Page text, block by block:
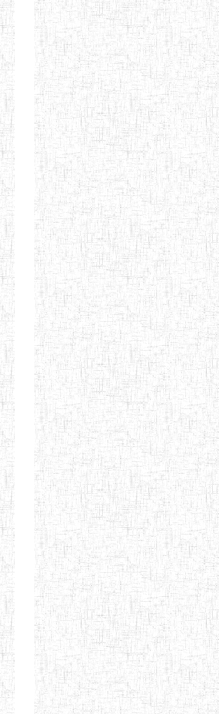
Denomination
Type
Nature
Arrondissement
Denomination Création Type Nature
GTTC KUMBO 14/07/2001 ENIEG Public
GTTTC
JIKEJEM
12/09/2014 ENIET Public
GTTC
NKAMBE
12/11/1984 ENIEG Public
GTTC WUM 01/09/1997 ENIEG Public
GTTC
BAMENDA
27/08/1975 ENIEG Public
GTTC
MBENGWI
06/09/2000 ENIEG Public
GTTTC
MBENGWI
05/09/2010 ENIET Public
GTTC NDOP 22/10/2002 ENIEG Public
ENIEG DE
MBOUDA
17/07/2001 ENIEG Public
ENIEG DE
BAFANG
20/09/1999 ENIEG Public
ENIEG DE
BAHAM
13/10/2012 ENIEG Public
ENIEG DE
BANDJOUN
07/08/2013 ENIEG Public
ENIEG DE
DSCHANG
15/08/1983 ENIEG Public
ENBIEG DE
01/01/1974 ENIEG Public